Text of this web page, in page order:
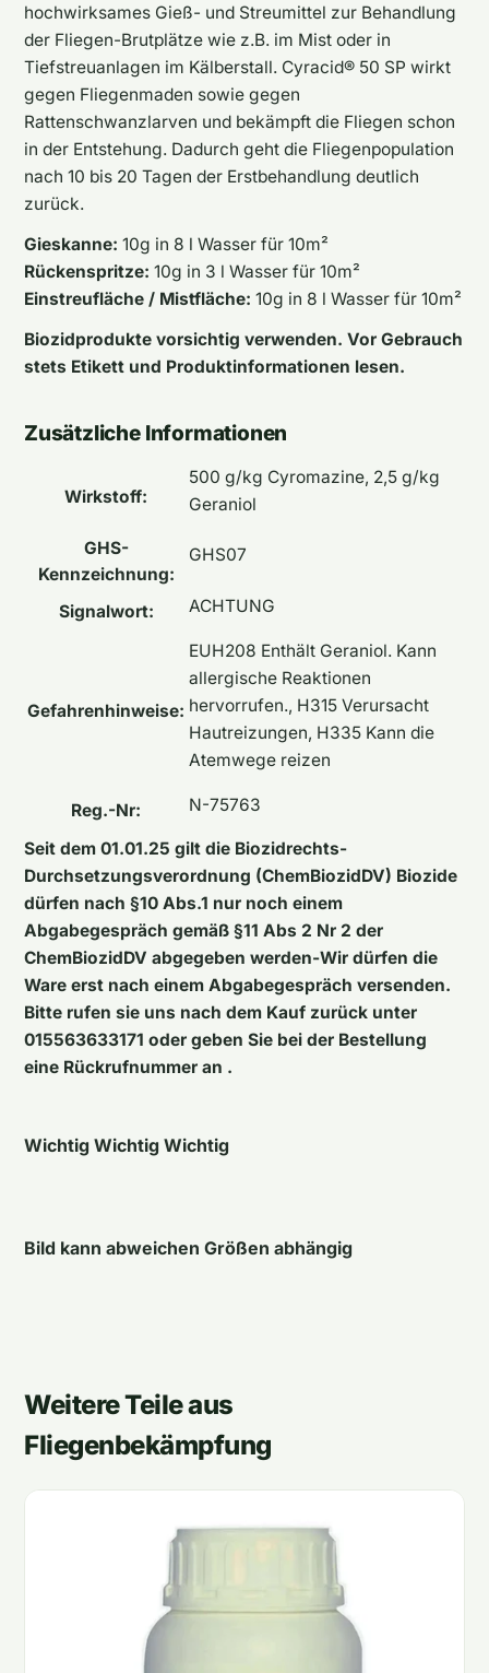
hochwirksames Gieß- und Streumittel zur Behandlung
der Fliegen-Brutplätze wie z.B. im Mist oder in
Tiefstreuanlagen im Kälberstall. Cyracid® 50 SP wirkt
gegen Fliegenmaden sowie gegen
Rattenschwanzlarven und bekämpft die Fliegen schon
in der Entstehung. Dadurch geht die Fliegenpopulation
nach 10 bis 20 Tagen der Erstbehandlung deutlich
zurück.
Gieskanne: 10g in 8 l Wasser für 10m²
Rückenspritze: 10g in 3 l Wasser für 10m²
Einstreufläche / Mistfläche: 10g in 8 l Wasser für 10m²
Biozidprodukte vorsichtig verwenden. Vor Gebrauch
stets Etikett und Produktinformationen lesen.
Zusätzliche Informationen
Wirkstoff:
500 g/kg Cyromazine, 2,5 g/kg
Geraniol
GHS-
Kennzeichnung:
GHS07
Signalwort: ACHTUNG
Gefahrenhinweise:
EUH208 Enthält Geraniol. Kann
allergische Reaktionen
hervorrufen., H315 Verursacht
Hautreizungen, H335 Kann die
Atemwege reizen
Reg.-Nr: N-75763
Seit dem 01.01.25 gilt die Biozidrechts-
Durchsetzungsverordnung (ChemBiozidDV) Biozide
dürfen nach §10 Abs.1 nur noch einem
Abgabegespräch gemäß §11 Abs 2 Nr 2 der
ChemBiozidDV abgegeben werden-Wir dürfen die
Ware erst nach einem Abgabegespräch versenden.
Bitte rufen sie uns nach dem Kauf zurück unter
015563633171 oder geben Sie bei der Bestellung
eine Rückrufnummer an .
Wichtig Wichtig Wichtig
Bild kann abweichen Größen abhängig
Weitere Teile aus
Fliegenbekämpfung